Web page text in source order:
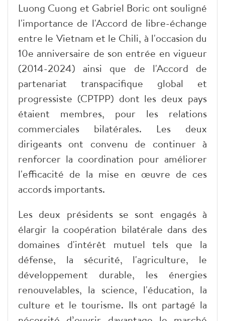
Luong Cuong et Gabriel Boric ont souligné
l'importance de l'Accord de libre-échange
entre le Vietnam et le Chili, à l'occasion du
10e anniversaire de son entrée en vigueur
(2014-2024) ainsi que de l'Accord de
partenariat transpacifique global et
progressiste (CPTPP) dont les deux pays
étaient membres, pour les relations
commerciales bilatérales. Les deux
dirigeants ont convenu de continuer à
renforcer la coordination pour améliorer
l'efficacité de la mise en œuvre de ces
accords importants.
Les deux présidents se sont engagés à
élargir la coopération bilatérale dans des
domaines d'intérêt mutuel tels que la
défense, la sécurité, l'agriculture, le
développement durable, les énergies
renouvelables, la science, l'éducation, la
culture et le tourisme. Ils ont partagé la